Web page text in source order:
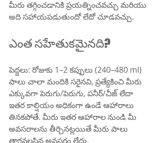
మీరు తగ్గించడానికి ప్రయత్నించవచ్చు మరియు
అది సహాయపడుతుందో లేదో చూడవచ్చు.
ఎంత సహేతుకమైనది?
పెద్దలు: రోజుకు 1–2 కప్పులు (240–480 ml)
పాలు చాలా మందికి సరైనవి, ప్రత్యేకించి మీరు
ఎక్కువగా పెరుగు/పెరుగు, పనీర్/చీజ్ లేదా
ఇతర కాల్షియం అధికంగా ఉండే ఆహారాలు
తినకపోతే. మీరు ఇతర ఆహారాల నుండి మీ
అవసరాలను తీర్చినట్లయితే మీరు పాలు
తాగవలసిన అవసరం లేదు.